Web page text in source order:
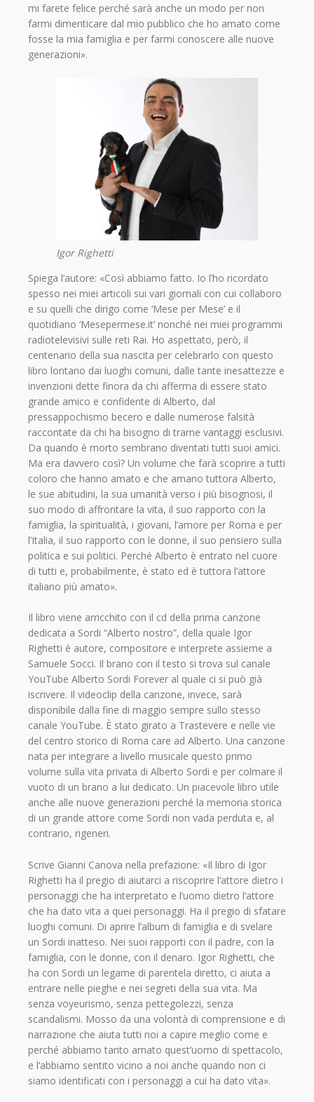
mi farete felice perché sarà anche un modo per non
farmi dimenticare dal mio pubblico che ho amato come
fosse la mia famiglia e per farmi conoscere alle nuove
generazioni».
Igor Righetti
Spiega l’autore: «Così abbiamo fatto. Io l’ho ricordato
spesso nei miei articoli sui vari giornali con cui collaboro
e su quelli che dirigo come ‘Mese per Mese’ e il
quotidiano ‘Mesepermese.it’ nonché nei miei programmi
radiotelevisivi sulle reti Rai. Ho aspettato, però, il
centenario della sua nascita per celebrarlo con questo
libro lontano dai luoghi comuni, dalle tante inesattezze e
invenzioni dette finora da chi afferma di essere stato
grande amico e confidente di Alberto, dal
pressappochismo becero e dalle numerose falsità
raccontate da chi ha bisogno di trarne vantaggi esclusivi.
Da quando è morto sembrano diventati tutti suoi amici.
Ma era davvero così? Un volume che farà scoprire a tutti
coloro che hanno amato e che amano tuttora Alberto,
le sue abitudini, la sua umanità verso i più bisognosi, il
suo modo di affrontare la vita, il suo rapporto con la
famiglia, la spiritualità, i giovani, l’amore per Roma e per
l’Italia, il suo rapporto con le donne, il suo pensiero sulla
politica e sui politici. Perché Alberto è entrato nel cuore
di tutti e, probabilmente, è stato ed è tuttora l’attore
italiano più amato».
Il libro viene arricchito con il cd della prima canzone
dedicata a Sordi “Alberto nostro”, della quale Igor
Righetti è autore, compositore e interprete assieme a
Samuele Socci. Il brano con il testo si trova sul canale
YouTube Alberto Sordi Forever al quale ci si può già
iscrivere. Il videoclip della canzone, invece, sarà
disponibile dalla fine di maggio sempre sullo stesso
canale YouTube. È stato girato a Trastevere e nelle vie
del centro storico di Roma care ad Alberto. Una canzone
nata per integrare a livello musicale questo primo
volume sulla vita privata di Alberto Sordi e per colmare il
vuoto di un brano a lui dedicato. Un piacevole libro utile
anche alle nuove generazioni perché la memoria storica
di un grande attore come Sordi non vada perduta e, al
contrario, rigeneri.
Scrive Gianni Canova nella prefazione: «Il libro di Igor
Righetti ha il pregio di aiutarci a riscoprire l’attore dietro i
personaggi che ha interpretato e l’uomo dietro l’attore
che ha dato vita a quei personaggi. Ha il pregio di sfatare
luoghi comuni. Di aprire l’album di famiglia e di svelare
un Sordi inatteso. Nei suoi rapporti con il padre, con la
famiglia, con le donne, con il denaro. Igor Righetti, che
ha con Sordi un legame di parentela diretto, ci aiuta a
entrare nelle pieghe e nei segreti della sua vita. Ma
senza voyeurismo, senza pettegolezzi, senza
scandalismi. Mosso da una volontà di comprensione e di
narrazione che aiuta tutti noi a capire meglio come e
perché abbiamo tanto amato quest’uomo di spettacolo,
e l’abbiamo sentito vicino a noi anche quando non ci
siamo identificati con i personaggi a cui ha dato vita».